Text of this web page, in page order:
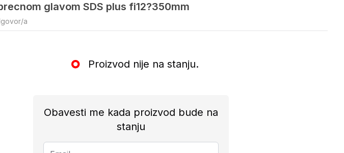
glavom SDS plus fi12?350mm
a
Proizvod nije na stanju.
Obavesti me kada proizvod bude na
stanju